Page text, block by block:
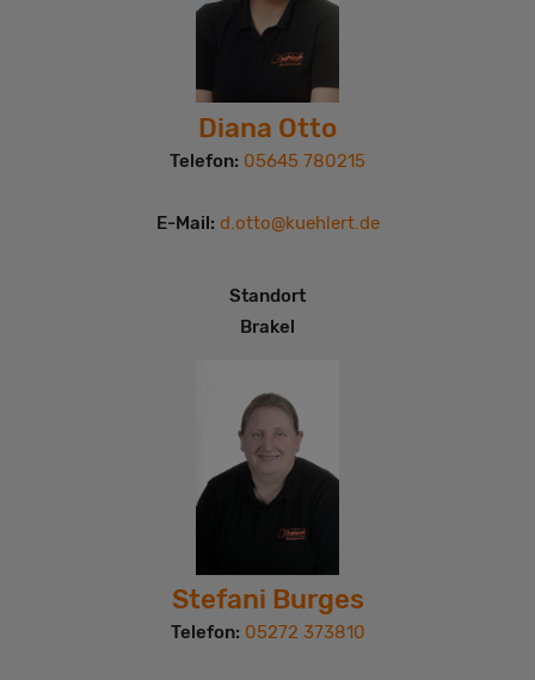
Diana Otto
Telefon: 05645 780215
E-Mail: d.otto@kuehlert.de
Standort
Brakel
Stefani Burges
Telefon: 05272 373810